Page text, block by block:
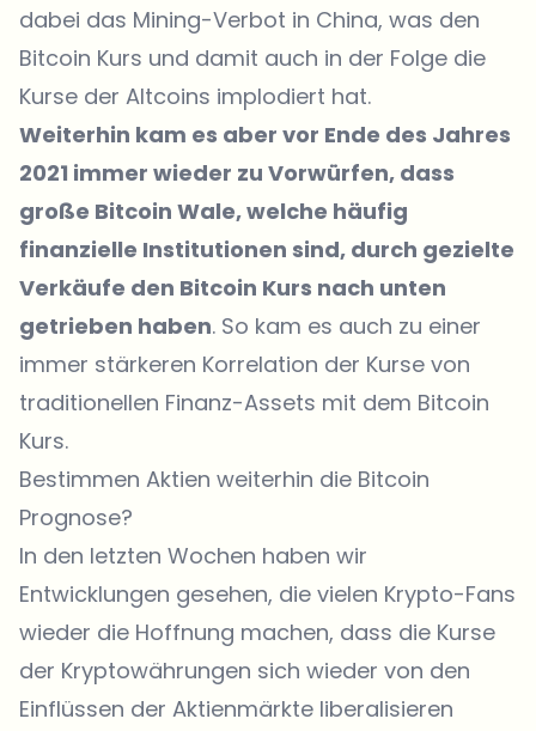
dabei das Mining-Verbot in China, was den
Bitcoin Kurs und damit auch in der Folge die
Kurse der Altcoins implodiert hat.
Weiterhin kam es aber vor Ende des Jahres
2021 immer wieder zu Vorwürfen, dass
große Bitcoin Wale, welche häufig
finanzielle Institutionen sind, durch gezielte
Verkäufe den Bitcoin Kurs nach unten
getrieben haben. So kam es auch zu einer
immer stärkeren Korrelation der Kurse von
traditionellen Finanz-Assets mit dem Bitcoin
Kurs.
Bestimmen Aktien weiterhin die Bitcoin
Prognose?
In den letzten Wochen haben wir
Entwicklungen gesehen, die vielen Krypto-Fans
wieder die Hoffnung machen, dass die Kurse
der Kryptowährungen sich wieder von den
Einflüssen der Aktienmärkte liberalisieren